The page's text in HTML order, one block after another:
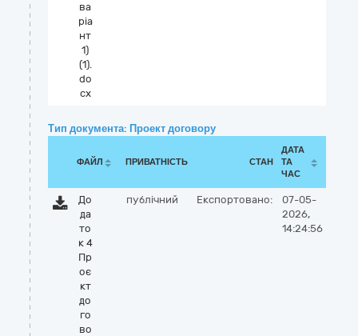
ва
ріа
нт
1)
(1).
do
cx
Тип документа: Проект договору
ФАЙЛ ПРИВАТНІСТЬ СТАН
ДАТА
ТА
ЧАС
До
да
то
к 4
Пр
оє
кт
до
го
во
публічний Експортовано:
07-05-
2026,
14:24:56